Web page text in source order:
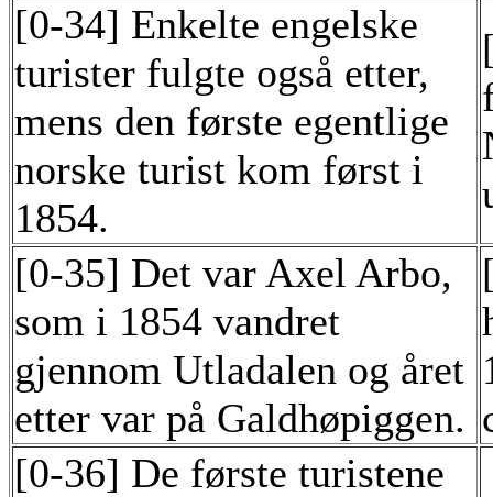
[0-34] Enkelte engelske
turister fulgte også etter,
mens den første egentlige
norske turist kom først i
1854.
[0-35] Det var Axel Arbo,
som i 1854 vandret
gjennom Utladalen og året
etter var på Galdhøpiggen.
[0-36] De første turistene